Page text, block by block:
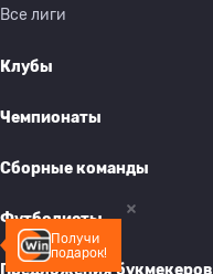
Получи
подарок!
Все лиги
Клубы
Чемпионаты
Сборные команды
Футболисты